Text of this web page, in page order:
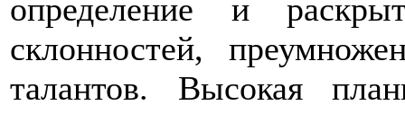
определение и
склонностей,
талантов. Высокая